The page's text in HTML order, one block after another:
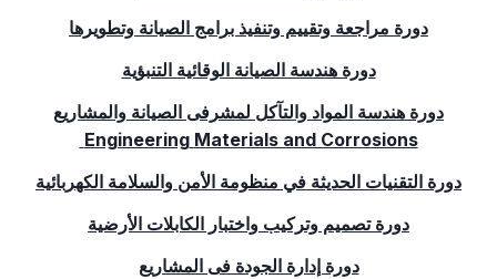
دورة مراجعة وتقييم وتنفيذ برامج الصيانة وتطويرها
دورة هندسة الصيانة الوقائية التنبؤية
دورة هندسة المواد والتآكل لمشرفى الصيانة والمشاريع
Materials and Corrosions
Engineering
دورة التقنيات الحديثة في منظومة الأمن والسلامة الكهربائية
دورة تصميم وتركيب واختبار الكابلات الأرضية
دورة إدارة الجودة فى المشاريع